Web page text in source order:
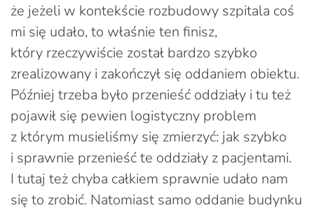
że jeżeli w kontekście rozbudowy szpitala coś
mi się udało, to właśnie ten finisz,
który rzeczywiście został bardzo szybko
zrealizowany i zakończył się oddaniem obiektu.
Później trzeba było przenieść oddziały i tu też
pojawił się pewien logistyczny problem
z którym musieliśmy się zmierzyć: jak szybko
i sprawnie przenieść te oddziały z pacjentami.
I tutaj też chyba całkiem sprawnie udało nam
się to zrobić. Natomiast samo oddanie budynku